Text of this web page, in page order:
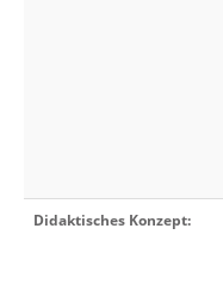
Didaktisches Konzept: